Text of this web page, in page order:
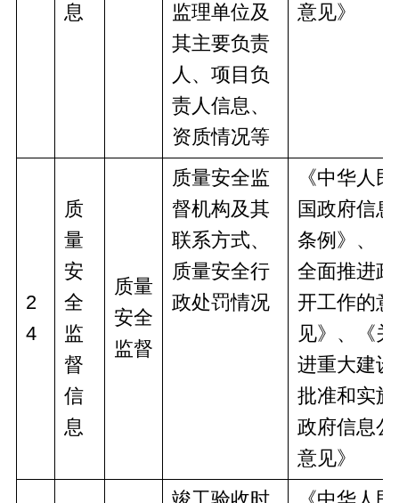
息
监理单位及
其主要负责
人、项目负
责人信息、
资质情况等
意见》
2
4
质
量
安
全
监
督
信
息
质量
安全
监督
质量安全监
督机构及其
联系方式、
质量安全行
政处罚情况
《中华人
国政府信
条例》、
全面推进
开工作的意
见》、《
进重大建
批准和实
政府信息
意见》